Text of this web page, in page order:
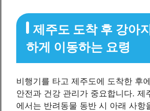
제주도 도착 후 강아
하게 이동하는 요령
비행기를 타고 제주도에 도착한 후
안전과 건강 관리가 중요합니다. 제
에서는 반려동물 동반 시 아래 사항